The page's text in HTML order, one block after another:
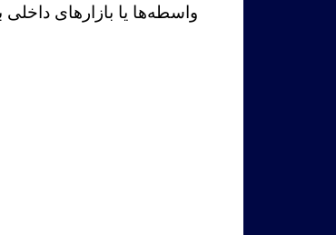
واسطه‌ها یا بازارهای